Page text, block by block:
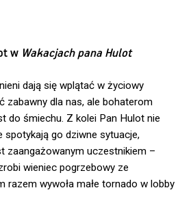
w Wakacjach pana Hulot
dają się wplątać w życiowy
zabawny dla nas, ale bohaterom
do śmiechu. Z kolei Pan Hulot nie
spotykają go dziwne sytuacje,
zaangażowanym uczestnikiem –
wieniec pogrzebowy ze
razem wywoła małe tornado w lobby